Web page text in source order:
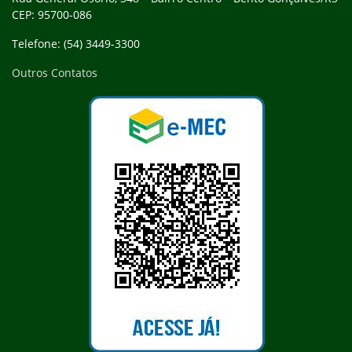
CEP: 95700-086
Telefone: (54) 3449-3300
Outros Contatos